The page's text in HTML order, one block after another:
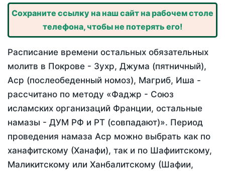
Сохраните ссылку на наш сайт на рабочем столе
телефона, чтобы не потерять его!
Расписание времени остальных обязательных
молитв в Покрове - Зухр, Джума (пятничный),
Аср (послеобеденный номоз), Магриб, Иша -
рассчитано по методу «Фаджр - Союз
исламских организаций Франции, остальные
намазы - ДУМ РФ и РТ (совпадают)». Период
проведения намаза Аср можно выбрать как по
ханафитскому (Ханафи), так и по Шафиитскому,
Маликитскому или Ханбалитскому (Шафии,